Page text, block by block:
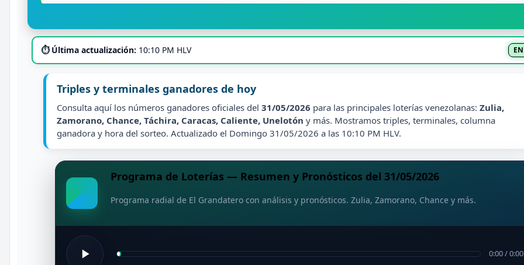
⏱ Última actualización: 10:10 PM HLV
Triples y terminales ganadores de hoy
Consulta aquí los números ganadores oficiales del 31/05/2026 para las principales loterías venezolanas: Zulia,
Zamorano, Chance, Táchira, Caracas, Caliente, Unelotón y más. Mostramos triples, terminales, columna
ganadora y hora del sorteo. Actualizado el Domingo 31/05/2026 a las 10:10 PM HLV.
Programa de Loterías — Resumen y Pronósticos del 31/05/2026
Programa radial de El Grandatero con análisis y pronósticos. Zulia, Zamorano, Chance y más.
0:00/0:00